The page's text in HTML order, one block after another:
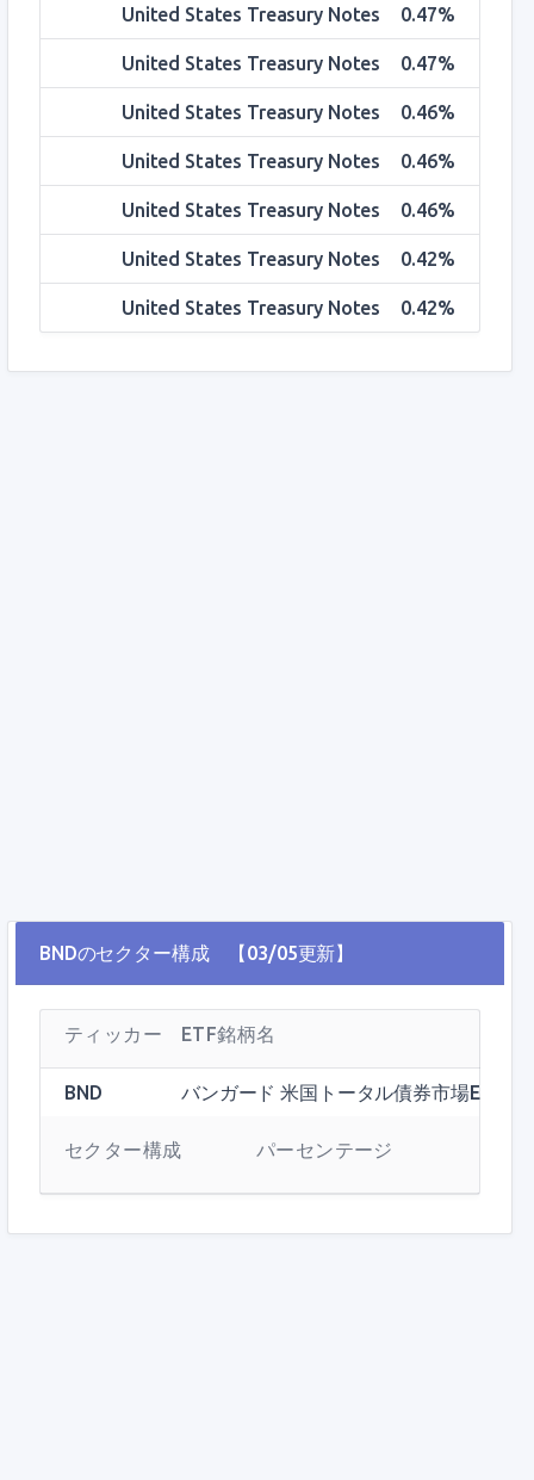
United States Treasury Notes 0.47%
United States Treasury Notes 0.47%
United States Treasury Notes 0.46%
United States Treasury Notes 0.46%
United States Treasury Notes 0.46%
United States Treasury Notes 0.42%
United States Treasury Notes 0.42%
BNDのセクター構成 【03/05更新】
ティッカー ETF銘柄名
BND バンガード 米国トータル債券市場ETF
セクター構成 パーセンテージ